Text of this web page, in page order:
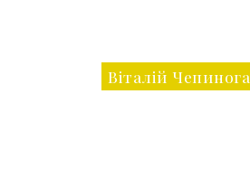
Віталій Чепинога